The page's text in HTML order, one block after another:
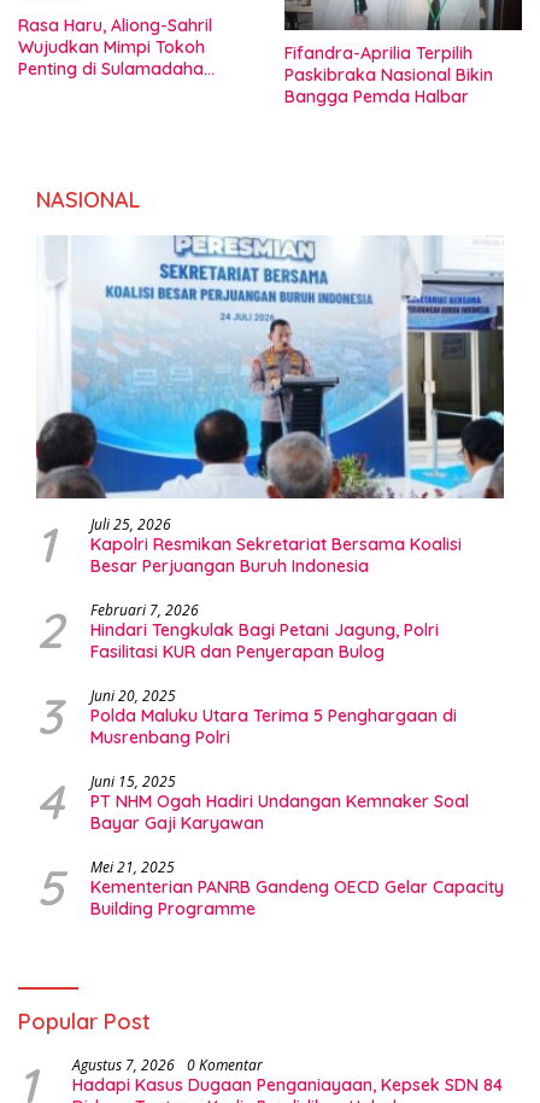
Rasa Haru, Aliong-Sahril
Wujudkan Mimpi Tokoh
Penting di Sulamadaha
Fifandra-Aprilia Terpilih
Paskibraka Nasional Bikin
Bangga Pemda Halbar
NASIONAL
1 Juli 25, 2026
Kapolri Resmikan Sekretariat Bersama Koalisi
Besar Perjuangan Buruh Indonesia
2 Februari 7, 2026
Hindari Tengkulak Bagi Petani Jagung, Polri
Fasilitasi KUR dan Penyerapan Bulog
3 Juni 20, 2025
Polda Maluku Utara Terima 5 Penghargaan di
Musrenbang Polri
4 Juni 15, 2025
PT NHM Ogah Hadiri Undangan Kemnaker Soal
Bayar Gaji Karyawan
5 Mei 21, 2025
Kementerian PANRB Gandeng OECD Gelar Capacity
Building Programme
Popular Post
1 Agustus 7, 2026 0 Komentar
Hadapi Kasus Dugaan Penganiayaan, Kepsek SDN 84